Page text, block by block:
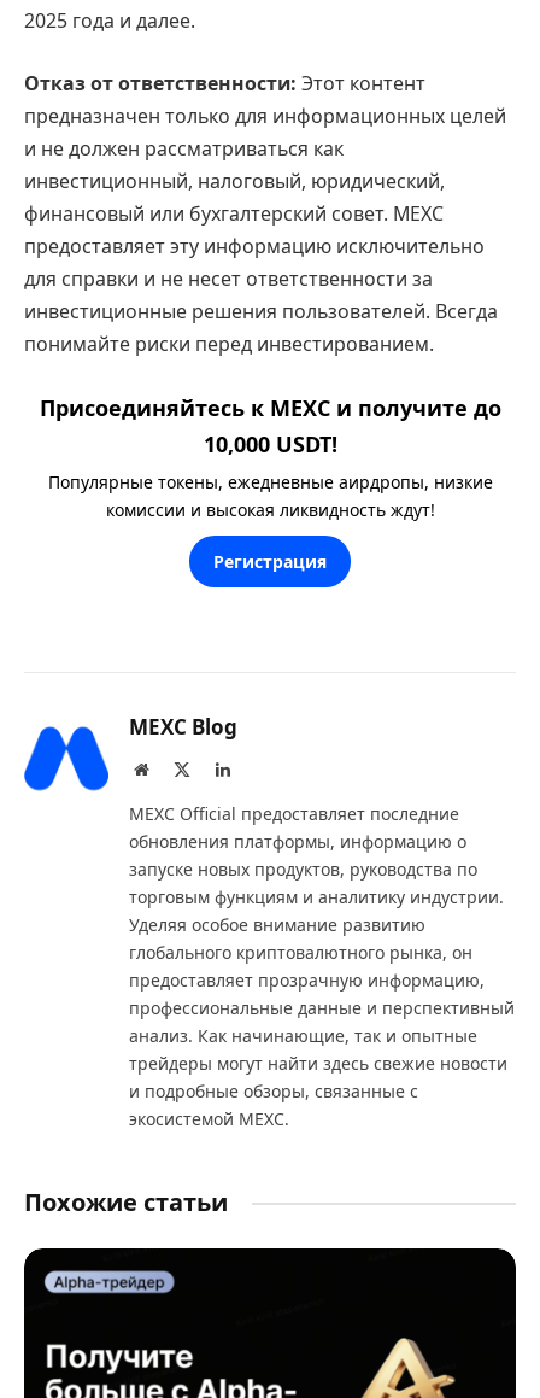
2025 года и далее.
Отказ от ответственности: Этот контент
предназначен только для информационных целей
и не должен рассматриваться как
инвестиционный, налоговый, юридический,
финансовый или бухгалтерский совет. MEXC
предоставляет эту информацию исключительно
для справки и не несет ответственности за
инвестиционные решения пользователей. Всегда
понимайте риски перед инвестированием.
Присоединяйтесь к MEXC и получите до
10,000 USDT!
Популярные токены, ежедневные аирдропы, низкие
комиссии и высокая ликвидность ждут!
Регистрация
MEXC Blog
Website LinkedIn
MEXC Official предоставляет последние
обновления платформы, информацию о
запуске новых продуктов, руководства по
торговым функциям и аналитику индустрии.
Уделяя особое внимание развитию
глобального криптовалютного рынка, он
предоставляет прозрачную информацию,
профессиональные данные и перспективный
анализ. Как начинающие, так и опытные
трейдеры могут найти здесь свежие новости
и подробные обзоры, связанные с
экосистемой MEXC.
Похожие статьи